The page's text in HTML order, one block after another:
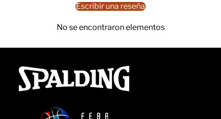
Escribir una reseña
No se encontraron elementos